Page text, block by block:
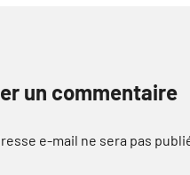
un commentaire
e-mail ne sera pas